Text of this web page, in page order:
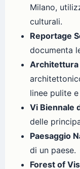
Milano,
culturali.
Reportage
documenta
Architettura
linee pulite
Vi Biennale
delle
Paesaggio
di un paese.
Forest of